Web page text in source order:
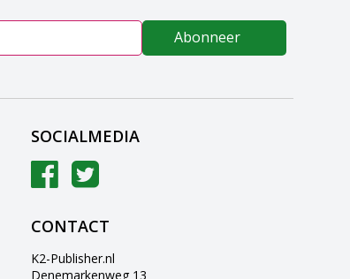
Abonneer
SOCIALMEDIA
CONTACT
K2-Publisher.nl
Denemarkenweg 13